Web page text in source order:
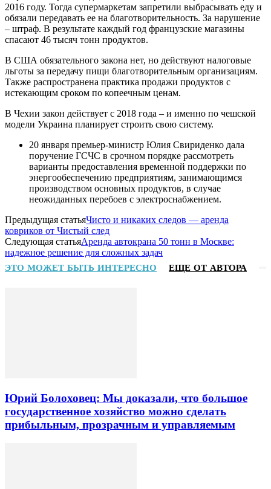
2016 году. Тогда супермаркетам запретили выбрасывать еду и
обязали передавать ее на благотворительность. За нарушение
– штраф. В результате каждый год французские магазины
спасают 46 тысяч тонн продуктов.
В США обязательного закона нет, но действуют налоговые
льготы за передачу пищи благотворительным организациям.
Также распространена практика продажи продуктов с
истекающим сроком по копеечным ценам.
В Чехии закон действует с 2018 года – и именно по чешской
модели Украина планирует строить свою систему.
20 января премьер-министр Юлия Свириденко дала
поручение ГСЧС в срочном порядке рассмотреть
варианты предоставления временной поддержки по
энергообеспечению предприятиям, занимающимся
производством основных продуктов, в случае
неожиданных перебоев с электроснабжением.
Предыдущая статьяЧисто и никаких следов — аренда
ковриков от Чистый след
Следующая статьяАренда автокрана 50 тонн в Москве:
надежное решение для сложных задач
ЭТО МОЖЕТ БЫТЬ ИНТЕРЕСНО ЕЩЕ ОТ АВТОРА
Юрий Болоховец: Мы доказали, что большое
государственное хозяйство можно сделать
прибыльным, прозрачным и управляемым